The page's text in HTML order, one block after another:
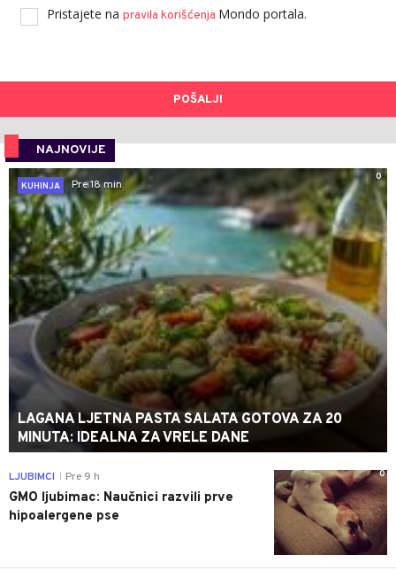
Pristajete na pravila korišćenja Mondo portala.
POŠALJI
NAJNOVIJE
0
KUHINJA
Pre 18 min
LAGANA LJETNA PASTA SALATA GOTOVA ZA 20
MINUTA: IDEALNA ZA VRELE DANE
0
LJUBIMCI Pre 9 h
GMO ljubimac: Naučnici razvili prve
hipoalergene pse